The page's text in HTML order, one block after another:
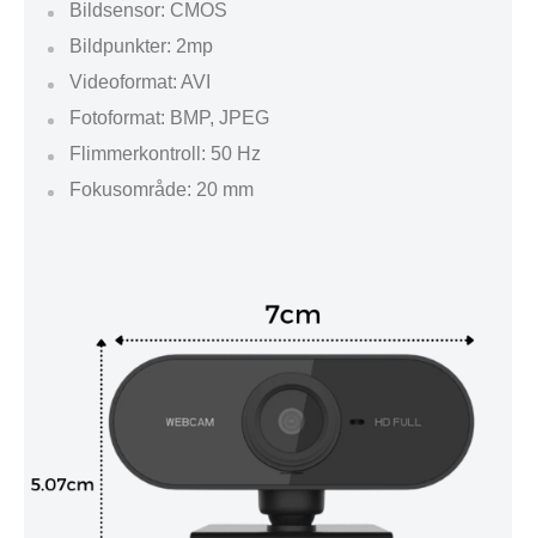
Bildsensor: CMOS
Bildpunkter: 2mp
Videoformat: AVI
Fotoformat: BMP, JPEG
Flimmerkontroll: 50 Hz
Fokusområde: 20 mm